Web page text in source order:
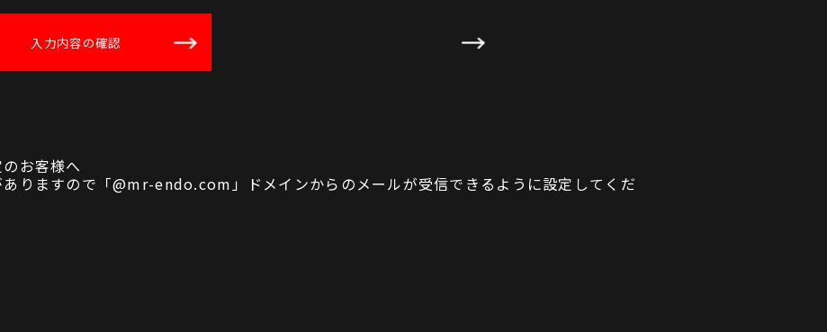
お客様へ
りますので「@mr-endo.com」ドメインからのメールが受信できるように設定してくだ